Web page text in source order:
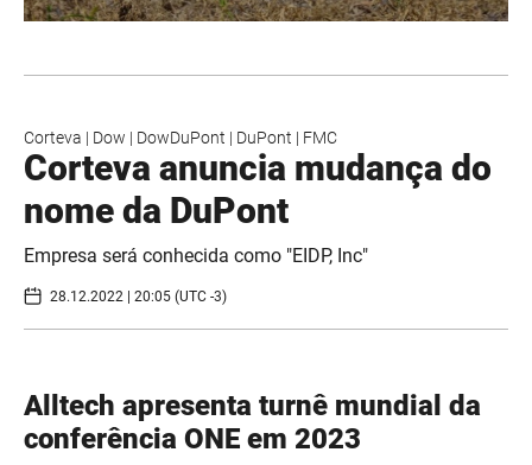
Corteva | Dow | DowDuPont | DuPont | FMC
Corteva anuncia mudança do
nome da DuPont
Empresa será conhecida como "EIDP, Inc"
28.12.2022 | 20:05 (UTC -3)
Alltech apresenta turnê mundial da
conferência ONE em 2023